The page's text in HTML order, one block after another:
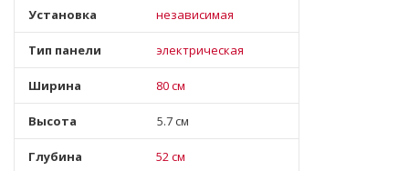
Установка независимая
Тип панели электрическая
Ширина 80 см
Высота 5.7 см
Глубина 52 см